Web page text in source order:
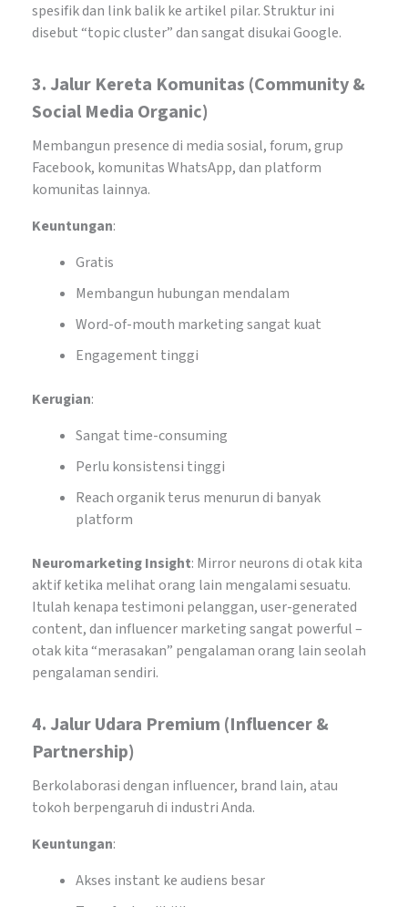
spesifik dan link balik ke artikel pilar. Struktur ini
disebut “topic cluster” dan sangat disukai Google.
3. Jalur Kereta Komunitas (Community &
Social Media Organic)
Membangun presence di media sosial, forum, grup
Facebook, komunitas WhatsApp, dan platform
komunitas lainnya.
Keuntungan:
Gratis
Membangun hubungan mendalam
Word-of-mouth marketing sangat kuat
Engagement tinggi
Kerugian:
Sangat time-consuming
Perlu konsistensi tinggi
Reach organik terus menurun di banyak
platform
Neuromarketing Insight: Mirror neurons di otak kita
aktif ketika melihat orang lain mengalami sesuatu.
Itulah kenapa testimoni pelanggan, user-generated
content, dan influencer marketing sangat powerful –
otak kita “merasakan” pengalaman orang lain seolah
pengalaman sendiri.
4. Jalur Udara Premium (Influencer &
Partnership)
Berkolaborasi dengan influencer, brand lain, atau
tokoh berpengaruh di industri Anda.
Keuntungan:
Akses instant ke audiens besar